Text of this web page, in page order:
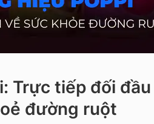
Trực tiếp đối đầu
đường ruột